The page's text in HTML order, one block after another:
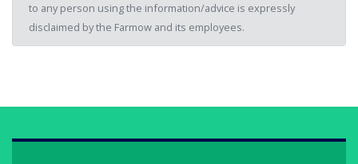
to any person using the information/advice is expressly
disclaimed by the Farmow and its employees.